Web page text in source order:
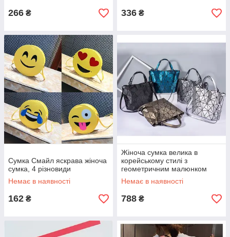
266 ₴ 336 ₴
Сумка Смайл яскрава жіноча
сумка, 4 різновиди
Немає в наявності
162 ₴
Жіноча сумка велика в
корейському стилі з
геометричним малюнком
Немає в наявності
788 ₴